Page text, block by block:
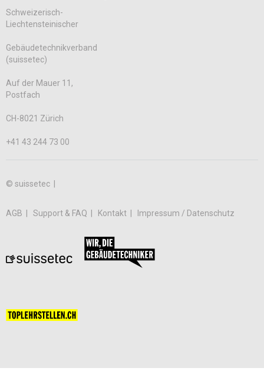
Schweizerisch-
Liechtensteinischer
Gebäudetechnikverband
(suissetec)
Auf der Mauer 11,
Postfach
CH-8021 Zürich
+41 43 244 73 00
© suissetec |
AGB Support & FAQ Kontakt Impressum / Datenschutz